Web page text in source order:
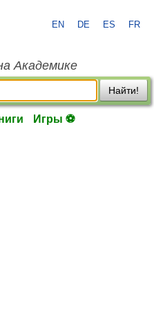
EN DE ES FR
Академике
Найти!
Игры ⚽